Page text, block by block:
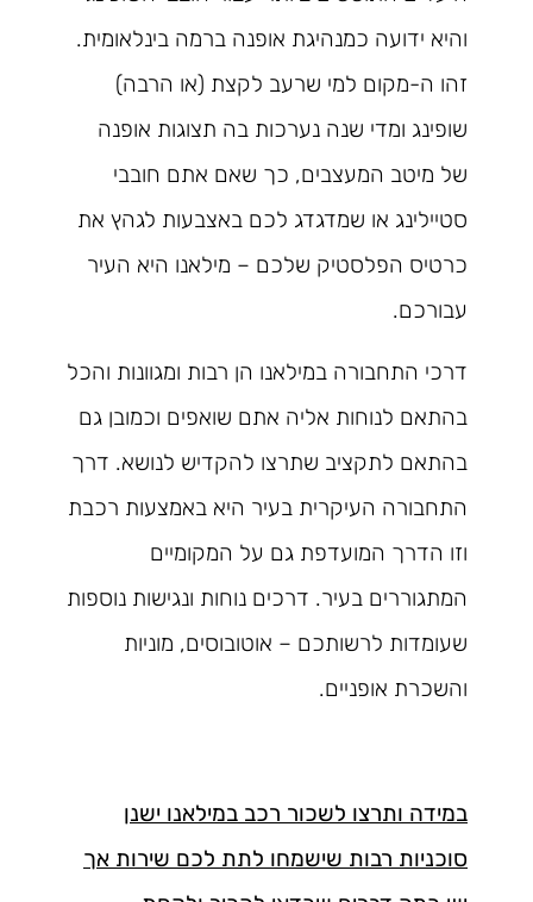
והיא ידועה כמנהיגת אופנה ברמה בינלאומית.
זהו ה-מקום למי שרעב לקצת (או הרבה)
שופינג ומדי שנה נערכות בה תצוגות אופנה
של מיטב המעצבים, כך שאם אתם חובבי
סטיילינג או שמדגדג לכם באצבעות לגהץ את
כרטיס הפלסטיק שלכם – מילאנו היא העיר
עבורכם.
דרכי התחבורה במילאנו הן רבות ומגוונות והכל
בהתאם לנוחות אליה אתם שואפים וכמובן גם
בהתאם לתקציב שתרצו להקדיש לנושא. דרך
התחבורה העיקרית בעיר היא באמצעות רכבת
וזו הדרך המועדפת גם על המקומיים
המתגוררים בעיר. דרכים נוחות ונגישות נוספות
שעומדות לרשותכם – אוטובוסים, מוניות
והשכרת אופניים.
במידה ותרצו לשכור רכב במילאנו ישנן
סוכניות רבות שישמחו לתת לכם שירות אך